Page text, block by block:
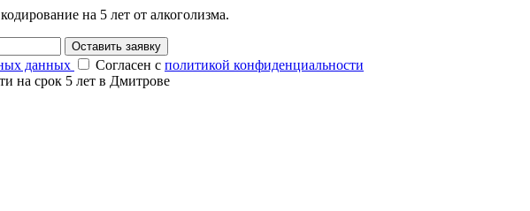
на 5 лет от алкоголизма.
Оставить заявку
данных Согласен с политикой конфиденциальности